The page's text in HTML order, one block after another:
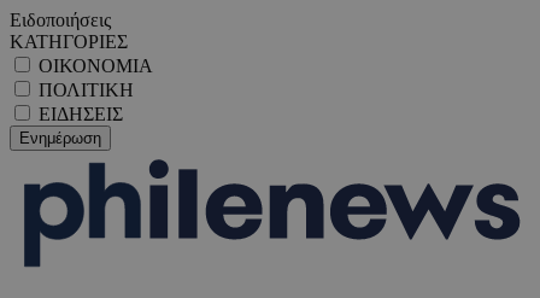
Ειδοποιήσεις
ΚΑΤΗΓΟΡΙΕΣ
ΟΙΚΟΝΟΜΙΑ
ΠΟΛΙΤΙΚΗ
ΕΙΔΗΣΕΙΣ